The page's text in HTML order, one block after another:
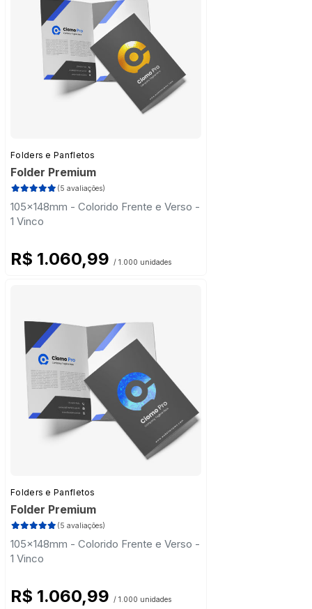
Folders e Panfletos
Folder Premium
(5 avaliações)
105x148mm - Colorido Frente e Verso -
1 Vinco
R$ 1.060,99 / 1.000 unidades
Folders e Panfletos
Folder Premium
(5 avaliações)
105x148mm - Colorido Frente e Verso -
1 Vinco
R$ 1.060,99 / 1.000 unidades